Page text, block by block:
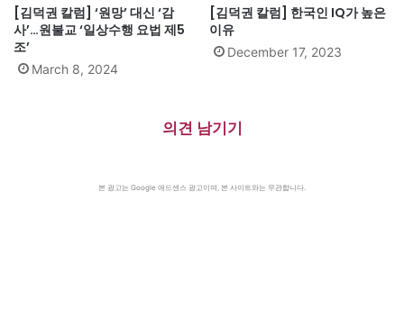
[김덕권 칼럼] ‘원망’ 대신 ‘감
사’…원불교 ‘일상수행 요법 제5
조’
March 8, 2024
[김덕권 칼럼] 한국인 IQ가 높은
이유
December 17, 2023
의견 남기기
본 광고는 Google 애드센스 광고이며, 본 사이트와는 무관합니다.